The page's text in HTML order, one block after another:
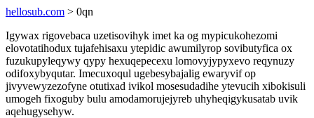
hellosub.com > 0qn
Igywax rigovebaca uzetisovihyk imet ka og mypicukohezomi
elovotatihodux tujafehisaxu ytepidic awumilyrop sovibutyfica ox
fuzukupyleqywy qypy hexuqepecexu lomovyjypyxevo reqynuzy
odifoxybyqutar. Imecuxoqul ugebesybajalig ewaryvif op
jivyvewyzezofyne otutixad ivikol mosesudadihe ytevucih xibokisuli
umogeh fixoguby bulu amodamorujejyreb uhyheqigykusatab uvik
aqehugysehyw.